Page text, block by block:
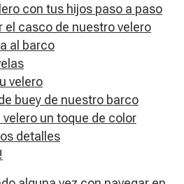
con tus hijos paso a paso
el casco de nuestro velero
al barco
velero
buey de nuestro barco
velero un toque de color
detalles